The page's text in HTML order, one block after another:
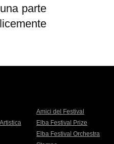
parte
Amici del Festival
Elba Festival Prize
Elba Festival Orchestra